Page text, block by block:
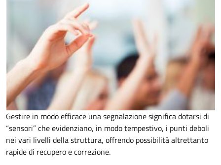
Gestire in modo efficace una segnalazione significa dotarsi di
“sensori” che evidenziano, in modo tempestivo, i punti deboli
nei vari livelli della struttura, offrendo possibilità altrettanto
rapide di recupero e correzione.